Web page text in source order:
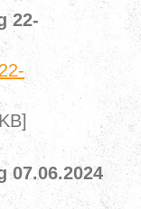
22-
07.06.2024